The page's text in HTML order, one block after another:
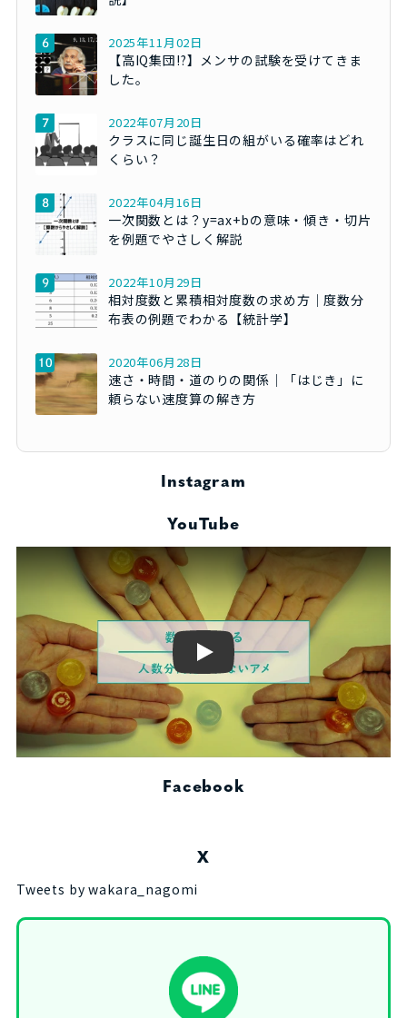
2025年11月02日
【高IQ集団!?】メンサの試験を受けてきま
した。
2022年07月20日
クラスに同じ誕生日の組がいる確率はどれ
くらい？
2022年04月16日
一次関数とは？y=ax+bの意味・傾き・切片
を例題でやさしく解説
2022年10月29日
相対度数と累積相対度数の求め方｜度数分
布表の例題でわかる【統計学】
2020年06月28日
速さ・時間・道のりの関係｜「はじき」に
頼らない速度算の解き方
Instagram
YouTube
Play
Facebook
X
Tweets by wakara_nagomi